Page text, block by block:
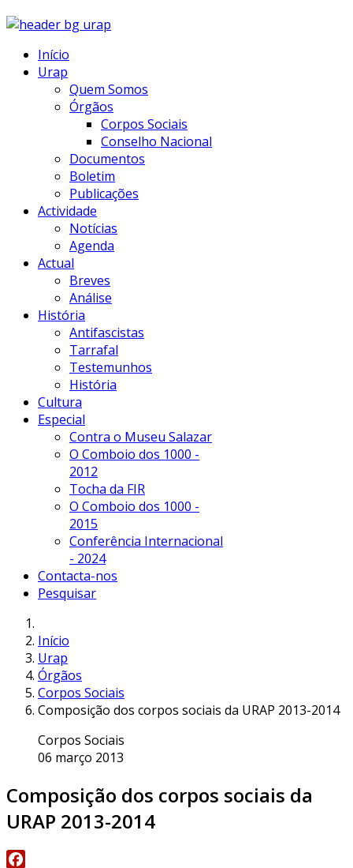
Início
Urap
Quem Somos
Órgãos
Corpos Sociais
Conselho Nacional
Documentos
Boletim
Publicações
Actividade
Notícias
Agenda
Actual
Breves
Análise
História
Antifascistas
Tarrafal
Testemunhos
História
Cultura
Especial
Contra o Museu Salazar
O Comboio dos 1000 -
2012
Tocha da FIR
O Comboio dos 1000 -
2015
Conferência Internacional
- 2024
Contacta-nos
Pesquisar
Início
Urap
Órgãos
Corpos Sociais
Composição dos corpos sociais da URAP 2013-2014
Corpos Sociais
06 março 2013
Composição dos corpos sociais da
URAP 2013-2014